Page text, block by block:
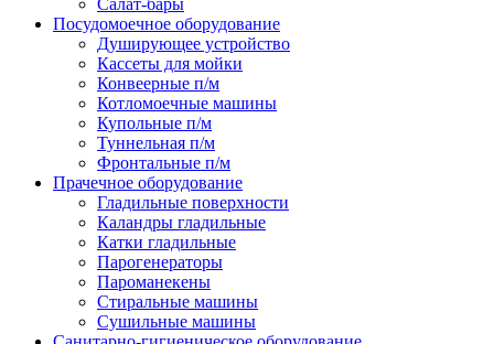
Салат-бары
Посудомоечное оборудование
Душирующее устройство
Кассеты для мойки
Конвеерные п/м
Котломоечные машины
Купольные п/м
Туннельная п/м
Фронтальные п/м
Прачечное оборудование
Гладильные поверхности
Каландры гладильные
Катки гладильные
Парогенераторы
Пароманекены
Стиральные машины
Сушильные машины